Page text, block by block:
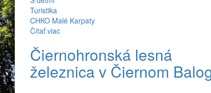
Turistika
CHKO Malé Karpaty
Čítať viac
Čiernohronská lesná
železnica v Čiernom